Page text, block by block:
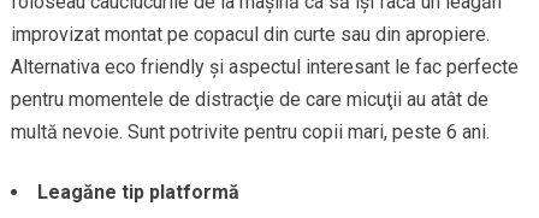
improvizat montat pe copacul din curte sau din apropiere.
Alternativa eco friendly şi aspectul interesant le fac perfecte
pentru momentele de distracţie de care micuţii au atât de
multă nevoie. Sunt potrivite pentru copii mari, peste 6 ani.
Leagăne tip platformă